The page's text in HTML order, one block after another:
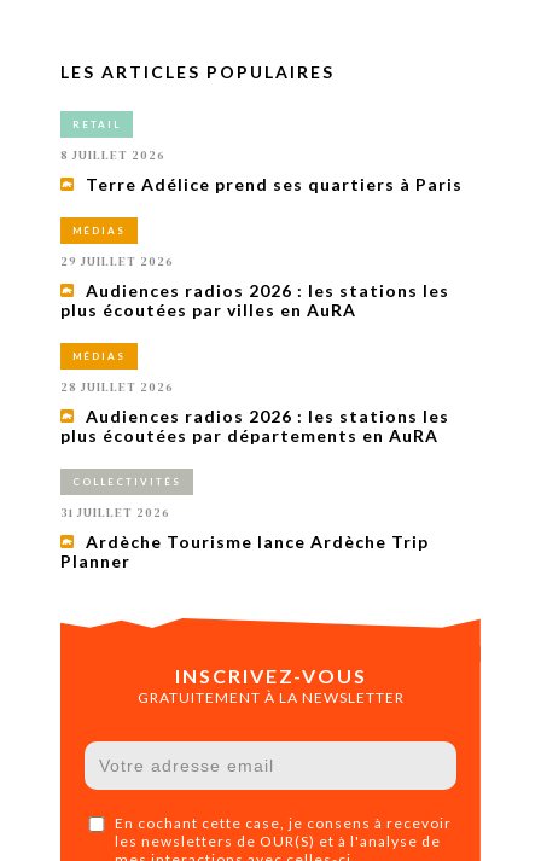
LES ARTICLES POPULAIRES
RETAIL
8 JUILLET 2026
Terre Adélice prend ses quartiers à Paris
MÉDIAS
29 JUILLET 2026
Audiences radios 2026 : les stations les
plus écoutées par villes en AuRA
MÉDIAS
28 JUILLET 2026
Audiences radios 2026 : les stations les
plus écoutées par départements en AuRA
COLLECTIVITÉS
31 JUILLET 2026
Ardèche Tourisme lance Ardèche Trip
Planner
INSCRIVEZ-VOUS
GRATUITEMENT À LA NEWSLETTER
En cochant cette case, je consens à recevoir
les newsletters de OUR(S) et à l'analyse de